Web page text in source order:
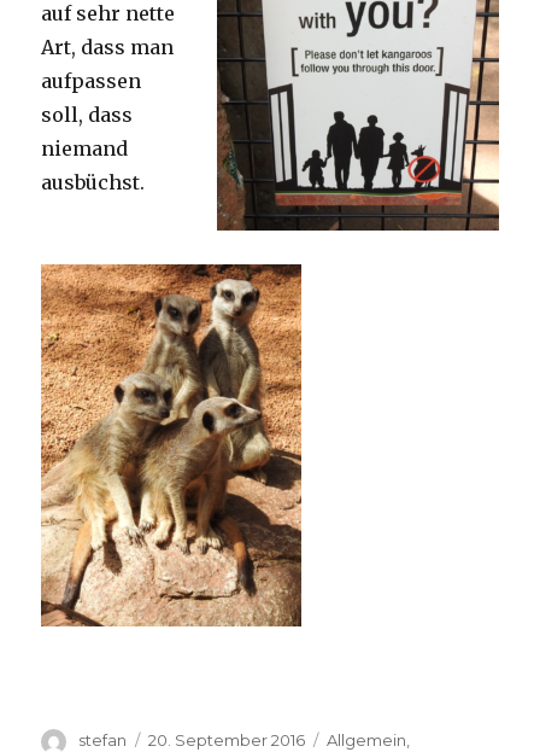
auf sehr nette
Art, dass man
aufpassen
soll, dass
niemand
ausbüchst.
Autor
stefan
Veröffentlicht
20. September 2016 Kategorien
Allgemein,